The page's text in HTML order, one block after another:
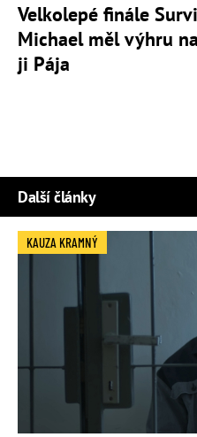
Velkolepé finále
Michael měl výhru
ji Pája
Další články
KAUZA KRAMNÝ